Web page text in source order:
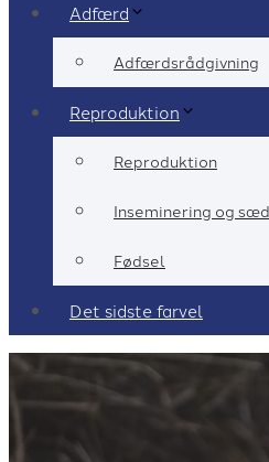
Adfærd
Adfærdsrådgivning
Reproduktion
Reproduktion
Inseminering og
Fødsel
Det sidste farvel